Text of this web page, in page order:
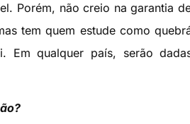
Porém, não creio na garantia
tem quem estude como
Em qualquer país, serão